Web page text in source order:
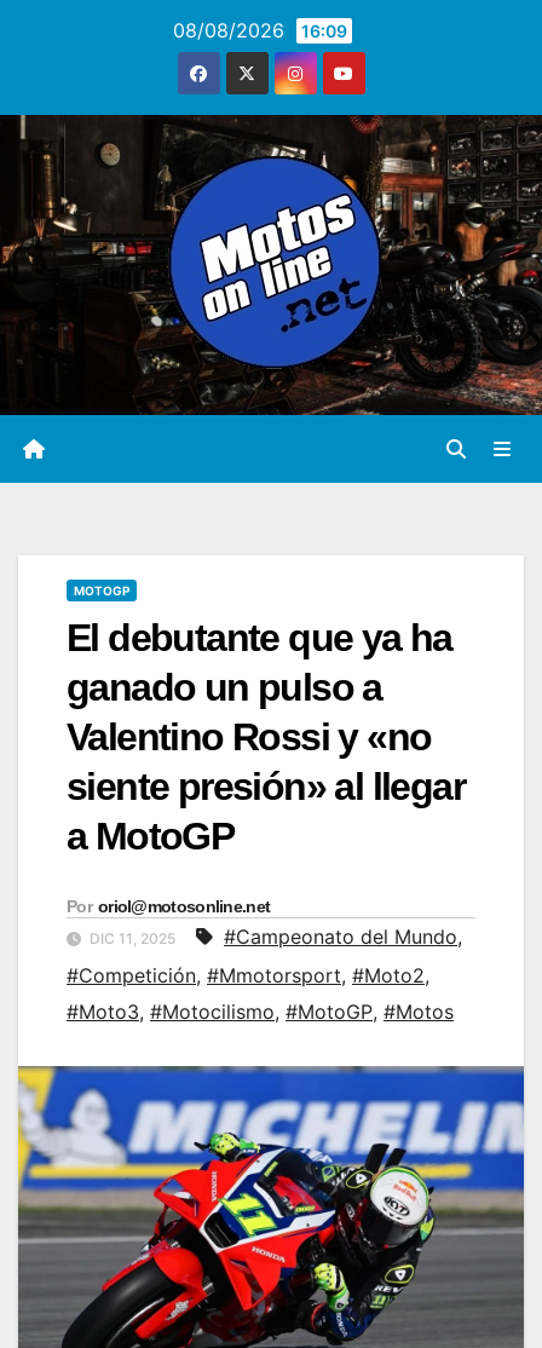
08/08/2026 16:09
MOTOGP
El debutante que ya ha
ganado un pulso a
Valentino Rossi y «no
siente presión» al llegar
a MotoGP
Por oriol@motosonline.net
DIC 11, 2025 #Campeonato del Mundo,
#Competición, #Mmotorsport, #Moto2,
#Moto3, #Motocilismo, #MotoGP, #Motos